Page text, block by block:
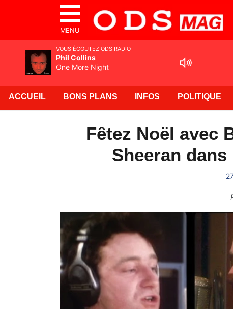
MENU
ACCUEIL BONS PLANS INFOS POLITIQUE
Fêtez Noël avec
Sheeran
VOUS ÉCOUTEZ ODS RADIO
Phil Collins
One More Night